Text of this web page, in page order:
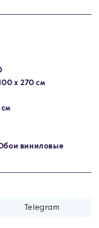
100 х 270 см
см
виниловые
Telegram